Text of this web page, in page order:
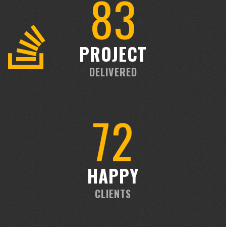
92
PROJECT
DELIVERED
83
HAPPY
CLIENTS